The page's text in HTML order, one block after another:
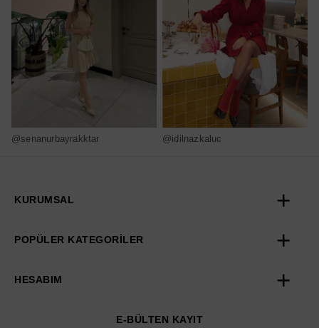
@senanurbayrakktar @idilnazkaluc
KURUMSAL
POPÜLER KATEGORİLER
HESABIM
E-BÜLTEN KAYIT